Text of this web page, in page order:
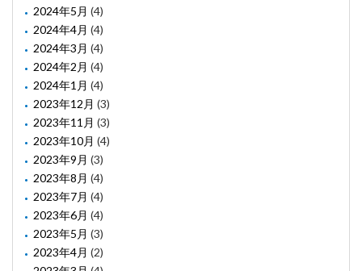
2024年5月 (4)
2024年4月 (4)
2024年3月 (4)
2024年2月 (4)
2024年1月 (4)
2023年12月 (3)
2023年11月 (3)
2023年10月 (4)
2023年9月 (3)
2023年8月 (4)
2023年7月 (4)
2023年6月 (4)
2023年5月 (3)
2023年4月 (2)